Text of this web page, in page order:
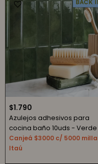
$1.790
Azulejos adhesivos para
cocina baño 10uds - Verde
Canjeá $3000 c/ 5000
Itaú